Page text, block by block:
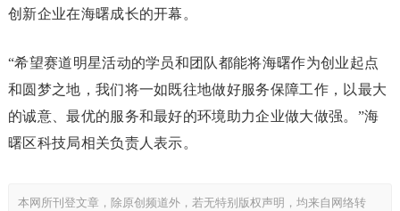
创新企业在海曙成长的开幕。
“希望赛道明星活动的学员和团队都能将海曙作为创业起点
和圆梦之地，我们将一如既往地做好服务保障工作，以最大
的诚意、最优的服务和最好的环境助力企业做大做强。”海
曙区科技局相关负责人表示。
本网所刊登文章，除原创频道外，若无特别版权声明，均来自网络转